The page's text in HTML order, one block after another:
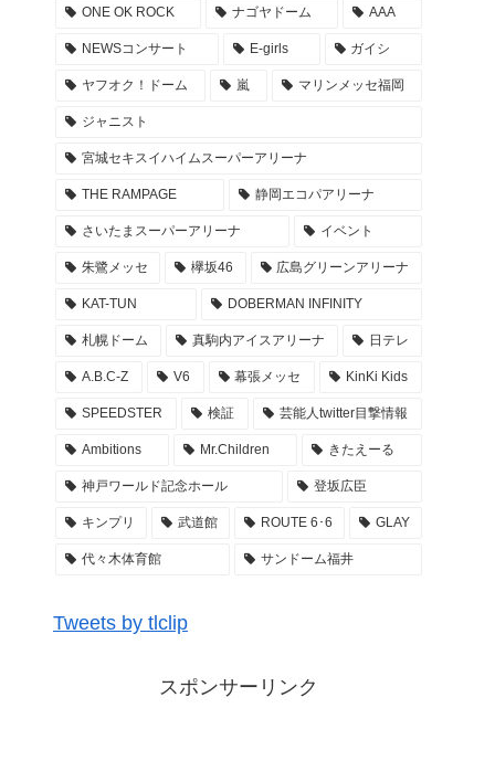
登坂広臣ライブツアー ØMI LIVE TOUR 2022 AN
ッズ… #KP_FirstDOME_Mr レポ まとめ
グッズ… #KP_FirstDOME_Mr 大阪 レポ まとめ
2022年3月28日
リーナMM アンダラ レポ まとめ
2022年3月27日
Kis-My-Ftに逢えるdeShow 2022 キスマイ 札幌
真駒内アイスアリーナ 座席・セトリ・グッズ M
2022年3月26日
座席 アリーナ構成 グッズ … LIVE TOUR 2022
レポまとめ
2022年3月26日
ONE OK ROCK ナゴヤドーム AAA
NEWSコンサート E-girls ガイシ
ヤフオク！ドーム 嵐 マリンメッセ福岡
ジャニスト
宮城セキスイハイムスーパーアリーナ
THE RAMPAGE 静岡エコパアリーナ
さいたまスーパーアリーナ イベント
朱鷺メッセ 欅坂46 広島グリーンアリーナ
KAT-TUN DOBERMAN INFINITY
札幌ドーム 真駒内アイスアリーナ 日テレ
A.B.C-Z V6 幕張メッセ KinKi Kids
SPEEDSTER 検証 芸能人twitter目撃情報
Ambitions Mr.Children きたえーる
神戸ワールド記念ホール 登坂広臣
キンプリ 武道館 ROUTE 6･6 GLAY
代々木体育館 サンドーム福井
Tweets by tlclip
スポンサーリンク